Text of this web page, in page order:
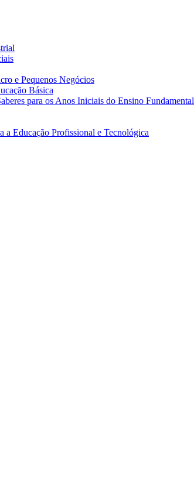
e Pequenos Negócios
Básica
para os Anos Iniciais do Ensino Fundamental
a Educação Profissional e Tecnológica